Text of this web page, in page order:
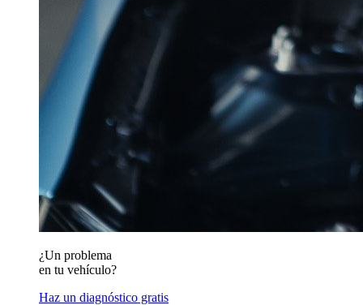
¿Un problema
en tu vehículo?
Haz un diagnóstico gratis